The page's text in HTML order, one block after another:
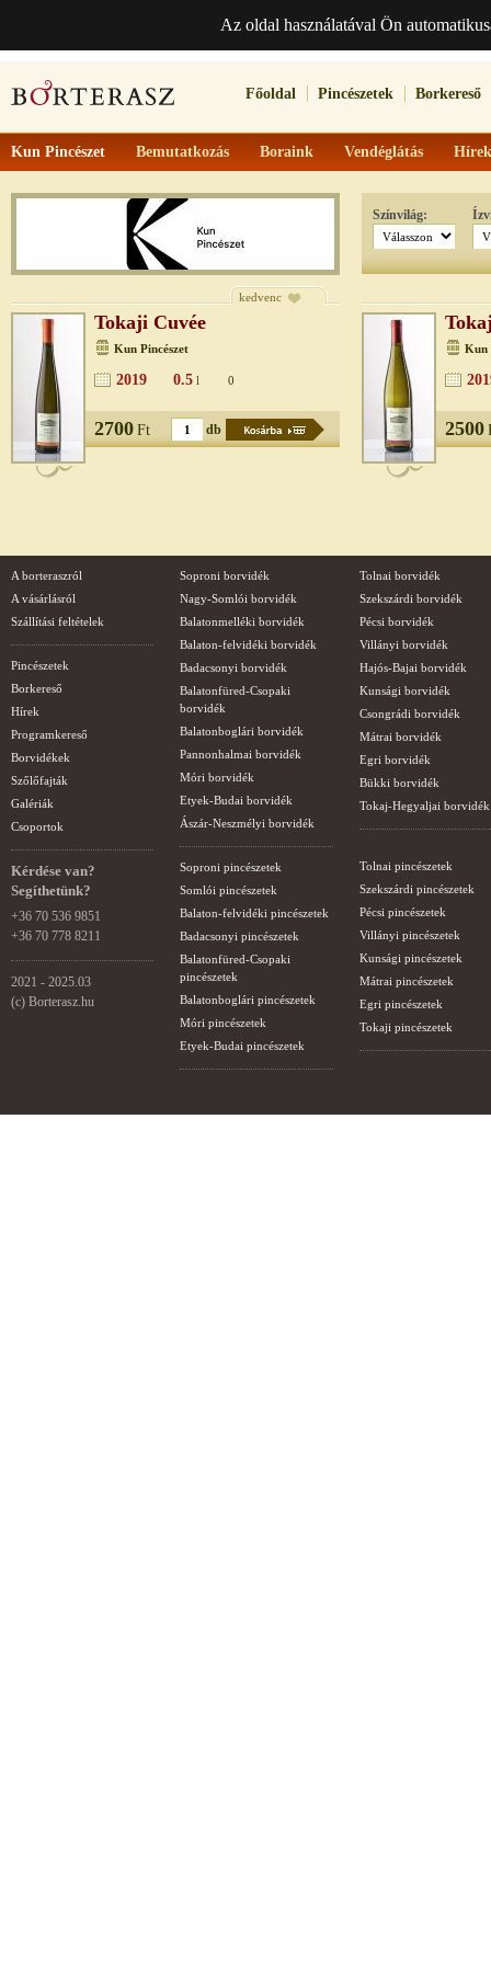
Az oldal használatával Ön
Főoldal Pincészetek Borkereső
Kun Pincészet Bemutatkozás Boraink Vendéglátás Hírek
Színvilág:
kedvenc
Tokaji Cuvée
Kun Pincészet
2019 0.5 l 0
2700 Ft db
Kun
2500
A borteraszról
A vásárlásról
Szállítási feltételek
Pincészetek
Borkereső
Hírek
Programkereső
Borvidékek
Szőlőfajták
Galériák
Csoportok
Kérdése van?
Segíthetünk?
+36 70 536 9851
+36 70 778 8211
2021 - 2025.03
(c) Borterasz.hu
Soproni borvidék
Nagy-Somlói borvidék
Balatonmelléki borvidék
Balaton-felvidéki borvidék
Badacsonyi borvidék
Balatonfüred-Csopaki
borvidék
Balatonboglári borvidék
Pannonhalmai borvidék
Móri borvidék
Etyek-Budai borvidék
Ászár-Neszmélyi borvidék
Soproni pincészetek
Somlói pincészetek
Balaton-felvidéki pincészetek
Badacsonyi pincészetek
Balatonfüred-Csopaki
pincészetek
Balatonboglári pincészetek
Móri pincészetek
Etyek-Budai pincészetek
Tolnai borvidék
Szekszárdi borvidék
Pécsi borvidék
Villányi borvidék
Hajós-Bajai borvidék
Kunsági borvidék
Csongrádi borvidék
Mátrai borvidék
Egri borvidék
Bükki borvidék
Tokaj-Hegyaljai borvidék
Tolnai pincészetek
Szekszárdi pincészetek
Pécsi pincészetek
Villányi pincészetek
Kunsági pincészetek
Mátrai pincészetek
Egri pincészetek
Tokaji pincészetek